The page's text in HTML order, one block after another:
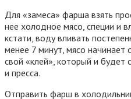
Для «замеса» фарша взять
нее холодное мясо, специи и
кстати, воду вливать
менее 7 минут, мясо начинает
свой «клей», который и будет
и пресса.
Отправить фарш в